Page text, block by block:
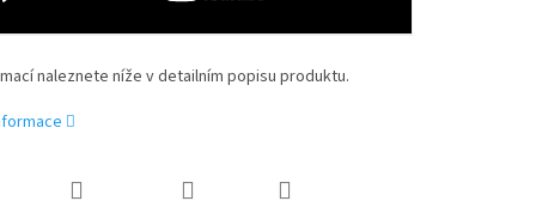
naleznete níže v detailním popisu produktu.